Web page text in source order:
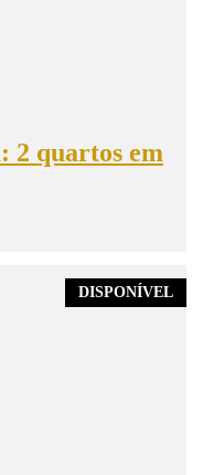
2 quartos em
DISPONÍVEL